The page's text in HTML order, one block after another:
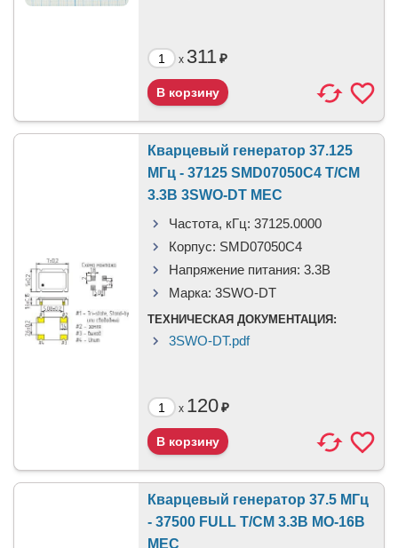
x 311₽
Кварцевый генератор 37.125
МГц - 37125 SMD07050C4 T/CM
3.3В 3SWO-DT MEC
Частота, кГц: 37125.0000
Корпус: SMD07050C4
Напряжение питания: 3.3В
Марка: 3SWO-DT
ТЕХНИЧЕСКАЯ ДОКУМЕНТАЦИЯ:
3SWO-DT.pdf
x 120₽
Кварцевый генератор 37.5 МГц
- 37500 FULL T/CM 3.3В MO-16B
MEC